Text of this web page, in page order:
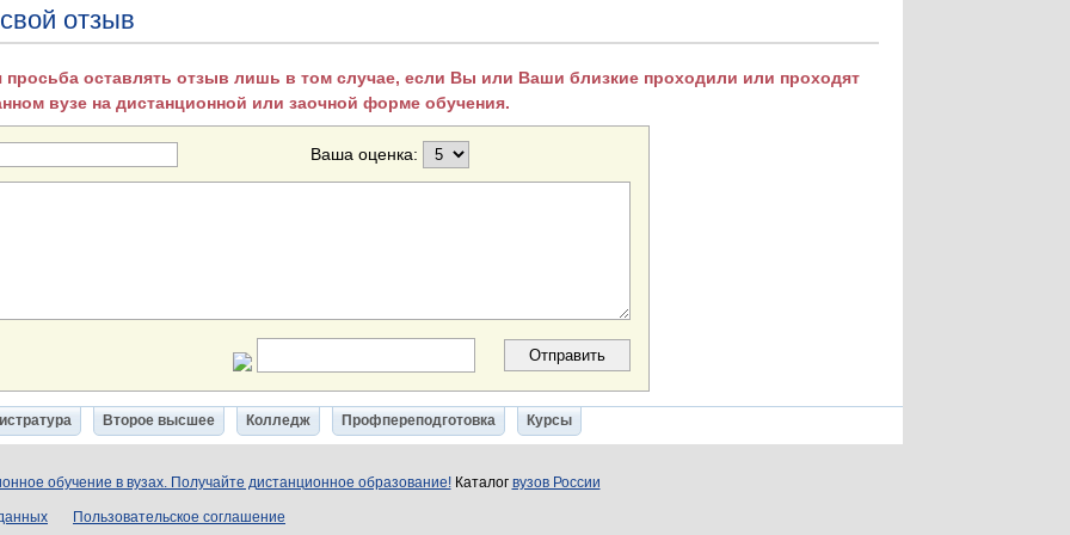
отзыв
просьба оставлять отзыв лишь в том случае, если Вы или Ваши близкие проходили или проходят
вузе на дистанционной или заочной форме обучения.
Ваша оценка:
Второе высшее Колледж Профпереподготовка Курсы
обучение в вузах. Получайте дистанционное образование!Каталог вузов России
Пользовательское соглашение